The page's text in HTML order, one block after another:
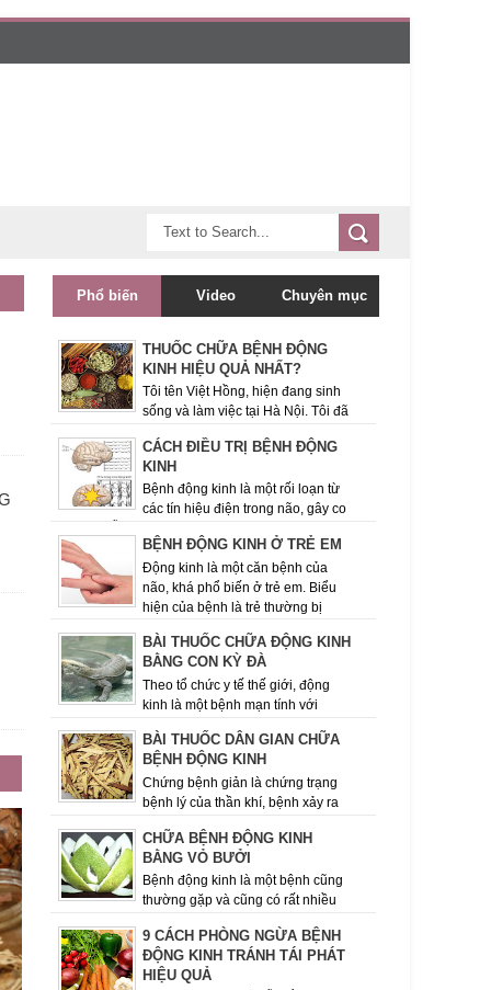
Phổ biến Video Chuyên mục
THUỐC CHỮA BỆNH ĐỘNG
KINH HIỆU QUẢ NHẤT?
Tôi tên Việt Hồng, hiện đang sinh
sống và làm việc tại Hà Nội. Tôi đã
thời gian và rất quan ...CÁCH ĐIỀU TRỊ BỆNH ĐỘNG
KINH
Bệnh động kinh là một rối loạn từ
các tín hiệu điện trong não, gây co
giản là nhìn ngây ...BỆNH ĐỘNG KINH Ở TRẺ EM
Động kinh là một căn bệnh của
não, khá phổ biến ở trẻ em. Biểu
hiện của bệnh là trẻ thường bị
BÀI THUỐC CHỮA ĐỘNG KINH
BẰNG CON KỲ ĐÀ
Theo tổ chức y tế thế giới, động
kinh là một bệnh mạn tính với
lặp đi lặp lại các cơn co ...BÀI THUỐC DÂN GIAN CHỮA
BỆNH ĐỘNG KINH
Chứng bệnh giản là chứng trạng
bệnh lý của thần khí, bệnh xảy ra
nhân sự mắt trực thị sù...CHỮA BỆNH ĐỘNG KINH
BẰNG VỎ BƯỞI
Bệnh động kinh là một bệnh cũng
thường gặp và cũng có rất nhiều
bệnh lý tương đối phổ...9 CÁCH PHÒNG NGỪA BỆNH
ĐỘNG KINH TRÁNH TÁI PHÁT
HIỆU QUẢ